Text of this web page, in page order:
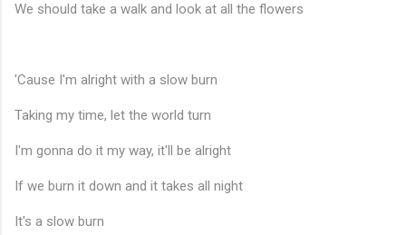
We should take a walk and look at all the flowers
'Cause I'm alright with a slow burn
Taking my time, let the world turn
I'm gonna do it my way, it'll be alright
If we burn it down and it takes all night
It's a slow burn